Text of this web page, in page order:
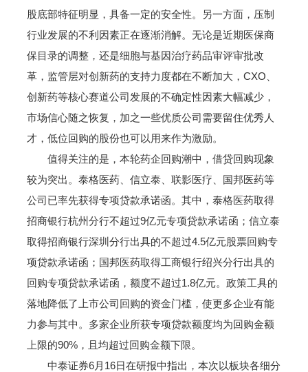
股底部特征明显，具备一定的安全性。另一方面，压制
行业发展的不利因素正在逐渐消解。无论是近期医保商
保目录的调整，还是细胞与基因治疗药品审评审批改
革，监管层对创新药的支持力度都在不断加大，CXO、
创新药等核心赛道公司发展的不确定性因素大幅减少，
市场信心随之恢复，加之一些优质公司需要留住优秀人
才，低位回购的股份也可以用来作为激励。
值得关注的是，本轮药企回购潮中，借贷回购现象
较为突出。泰格医药、信立泰、联影医疗、国邦医药等
公司已率先获得专项贷款承诺函。其中，泰格医药取得
招商银行杭州分行不超过9亿元专项贷款承诺函；信立泰
取得招商银行深圳分行出具的不超过4.5亿元股票回购专
项贷款承诺函；国邦医药取得工商银行绍兴分行出具的
回购专项贷款承诺函，额度不超过1.8亿元。政策工具的
落地降低了上市公司回购的资金门槛，使更多企业有能
力参与其中。多家企业所获专项贷款额度均为回购金额
上限的90%，且均超过回购金额下限。
中泰证券6月16日在研报中指出，本次以板块各细分